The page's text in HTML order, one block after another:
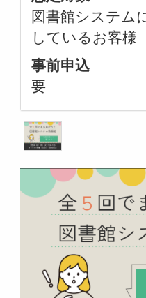
図書館システム
しているお客様
事前申込
要